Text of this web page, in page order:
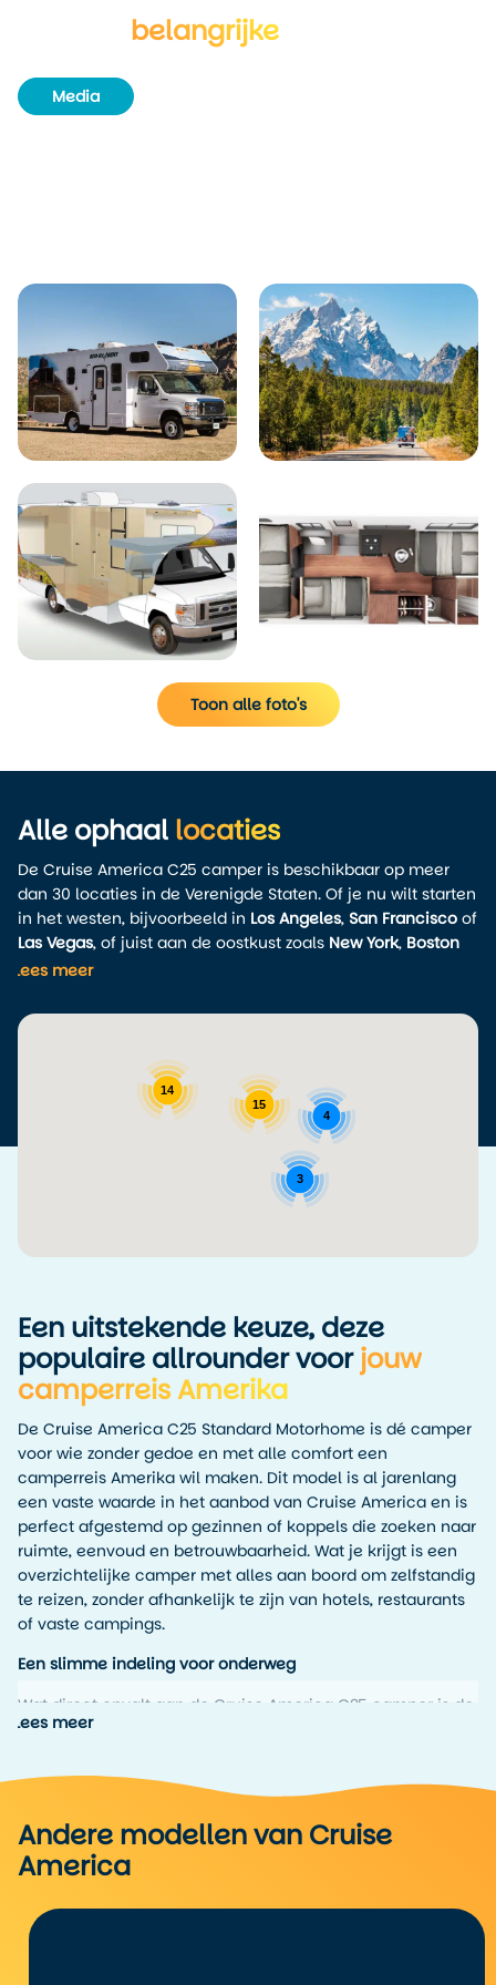
belangrijkeinformatie
Media
Toon alle foto's
Alle ophaal locaties
De Cruise America C25 camper is beschikbaar op meer
dan 30 locaties in de Verenigde Staten. Of je nu wilt starten
in het westen, bijvoorbeeld in Los Angeles, San Francisco of
Las Vegas, of juist aan de oostkust zoals New York, Boston
ofOrlando
way rentals
Denver en in Seattle inleveren, bijvoorbeeld. Ideaal voor
wie niet in een rondje wil rijden. Hiervoor geldt een toeslag
die wij meenemen in het reisvoorstel.
Let op: sommige locaties zijn seizoensgebonden gesloten
(zoals Anchorage in de winter). Bekijk onze
of neem contact met ons op voor advies over jouw
Lees meer
14
15
3
4
Een uitstekende keuze, deze
populaire allrounder voorjouw
camperreis Amerika
De Cruise America C25 Standard Motorhome is dé camper
voor wie zonder gedoe en met alle comfort een
camperreis Amerika wil maken. Dit model is al jarenlang
een vaste waarde in het aanbod van Cruise America en is
perfect afgestemd op gezinnen of koppels die zoeken naar
ruimte, eenvoud en betrouwbaarheid. Wat je krijgt is een
overzichtelijke camper met alles aan boord om zelfstandig
te reizen, zonder afhankelijk te zijn van hotels, restaurants
of vaste campings.
Een slimme indeling voor onderweg
Wat direct opvalt aan de Cruise America C25 camper is de
indeling. Achterin vind je een tweepersoonsbed in de hoek.
bezig bent in de camper. Boven de cabine is een tweede
vast bed, dat extra ruim is, ideaal voor lange mensen of
kinderen die graag een eigen plek hebben. En de dinette?
Die bouw je in een handomdraai om tot een derde
slaapplek.
Hierdoor kunnen er met gemak vijf personen in deze
camper slapen, zonder dat je elke avond een bouwproject
Lees meer
Andere modellen van Cruise
America